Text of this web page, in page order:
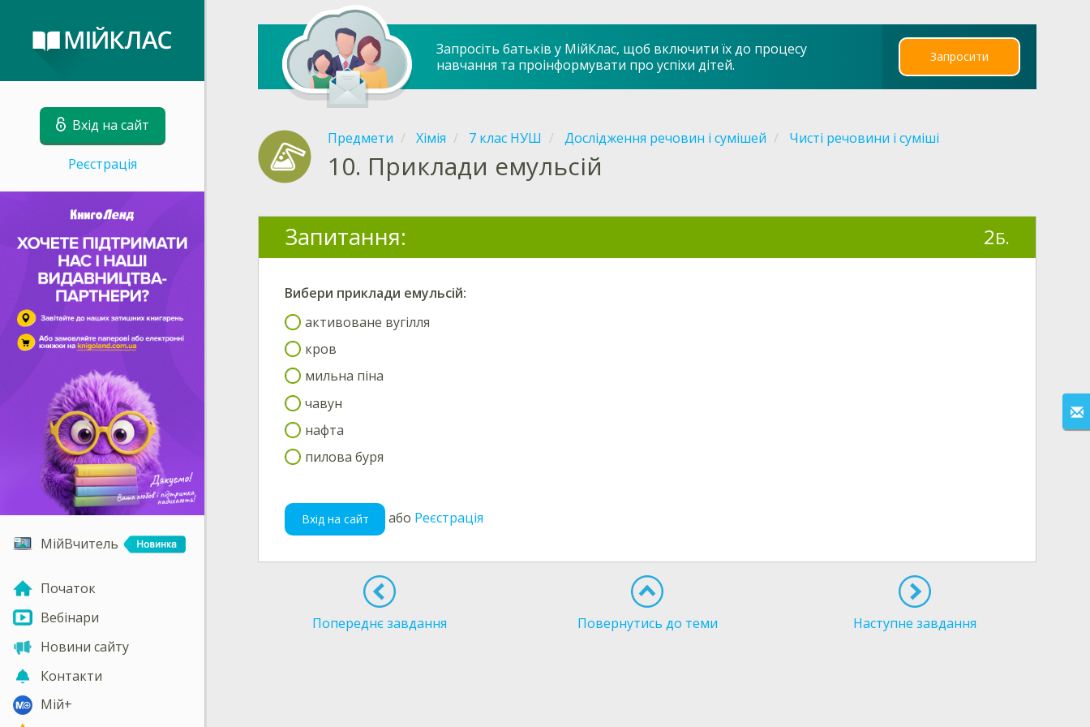
Вхід на сайт
Реєстрація
МійВчитель
Початок
Вебінари
Новини сайту
Контакти
Мій+
Запросіть батьків у МійКлас, щоб включити їх до процесу
навчання та проінформувати про успіхи дітей.
Запросити
Предмети Хімія 7 клас НУШ Дослідження речовин і сумішей Чисті речовини і суміші
10. Приклади емульсій
Запитання: 2Б.
Вибери приклади емульсій:
активоване вугілля
кров
мильна піна
чавун
нафта
пилова буря
Вхід на сайт або Реєстрація
Попереднє завдання Повернутись до теми Наступне завдання